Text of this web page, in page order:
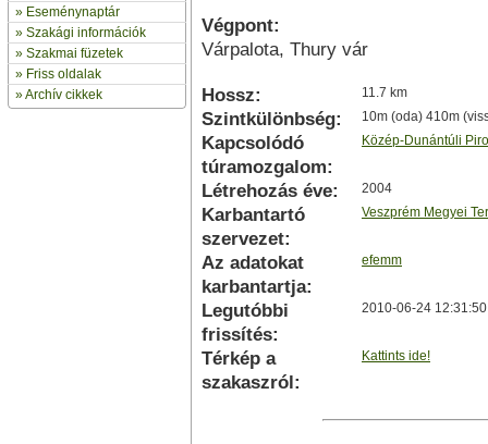
» Eseménynaptár
» Szakági információk
» Szakmai füzetek
» Friss oldalak
»Archív cikkek
Végpont:
Várpalota, Thury vár
Hossz: 11.7 km
Szintkülönbség: 10m (oda) 410m
Kapcsolódó
túramozgalom:
Közép-Dunántúli
Létrehozás éve: 2004
Karbantartó
szervezet:
Veszprém Megyei
Az adatokat
karbantartja:
efemm
Legutóbbi
frissítés:
2010-06-24 12:31:50
Térkép a
szakaszról:
Kattints ide!